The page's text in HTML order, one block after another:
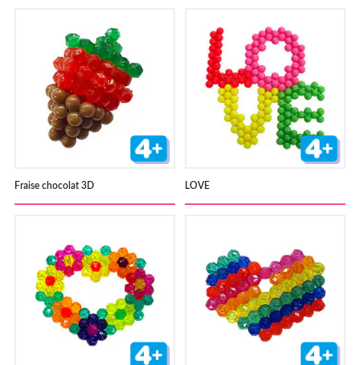
Fraise chocolat 3D LOVE